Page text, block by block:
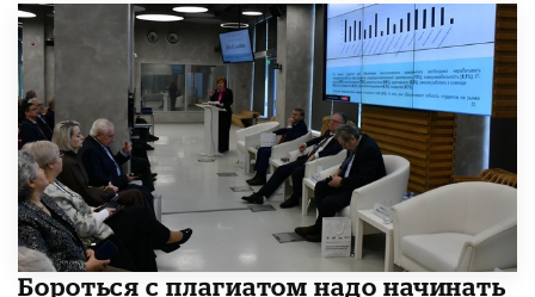
​Бороться с плагиатом надо начинать